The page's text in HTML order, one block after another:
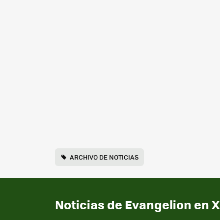
ARCHIVO DE NOTICIAS
Noticias de Evangelion en